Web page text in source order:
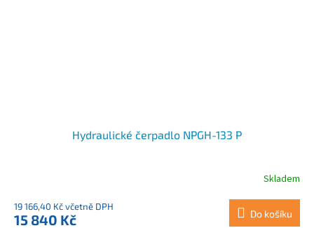
Hydraulické čerpadlo NPGH-133 P
Skladem
19 166,40 Kč včetně DPH
15 840 Kč Do košíku